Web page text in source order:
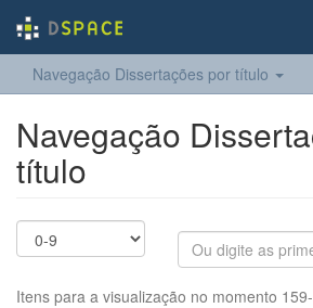
Navegação Dissertações por título
Navegação
título
Itens para a visualização no momento